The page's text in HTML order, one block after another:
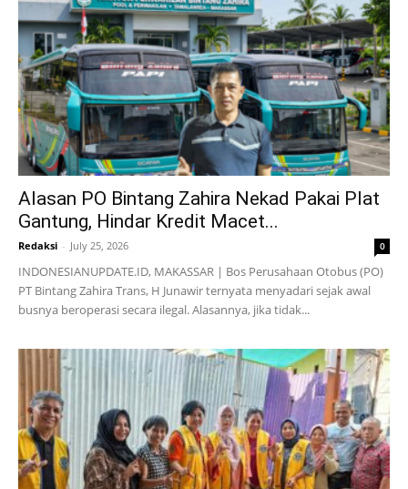
Alasan PO Bintang Zahira Nekad Pakai Plat
Gantung, Hindar Kredit Macet...
Redaksi - July 25, 2026 0
INDONESIANUPDATE.ID, MAKASSAR | Bos Perusahaan Otobus (PO)
PT Bintang Zahira Trans, H Junawir ternyata menyadari sejak awal
busnya beroperasi secara ilegal. Alasannya, jika tidak...